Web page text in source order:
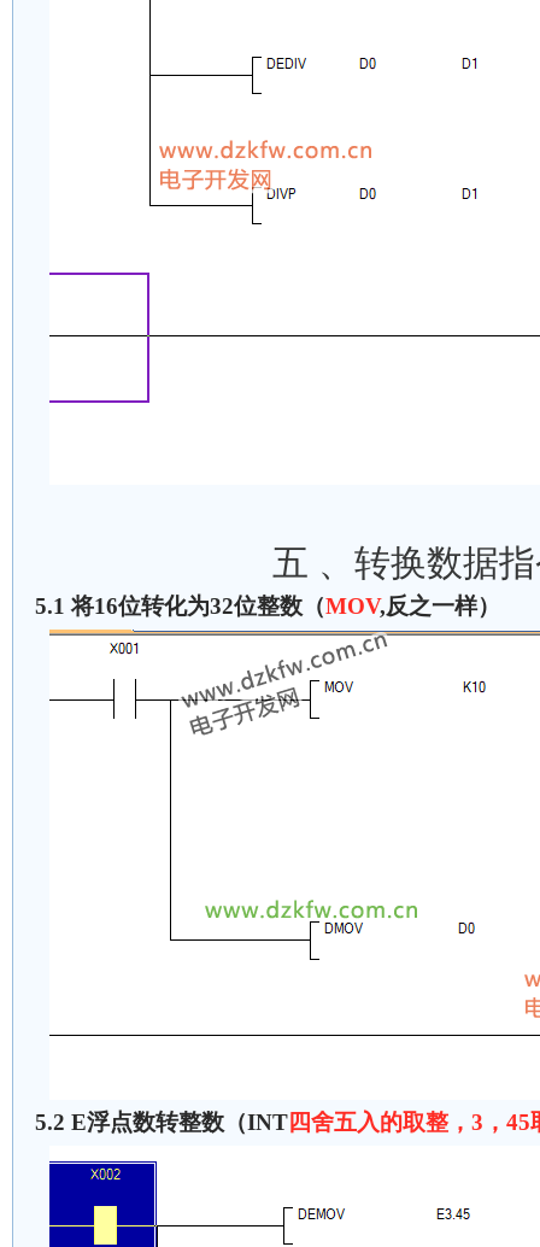
五 、转换数据
5.1 将16位转化为32位整数（MOV,反之一样）
5.2 E浮点数转整数（INT四舍五入的取整，3，45